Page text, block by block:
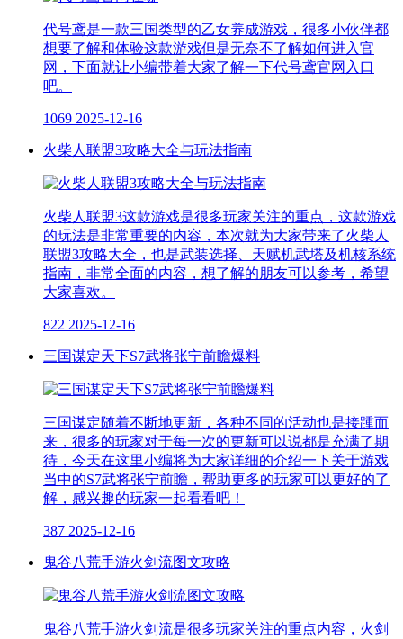
代号鸢是一款三国类型的乙女养成游戏，很多小伙伴都
想要了解和体验这款游戏但是无奈不了解如何进入官
网，下面就让小编带着大家了解一下代号鸢官网入口
吧。
1069 2025-12-16
火柴人联盟3攻略大全与玩法指南
火柴人联盟3这款游戏是很多玩家关注的重点，这款游戏
的玩法是非常重要的内容，本次就为大家带来了火柴人
联盟3攻略大全，也是武装选择、天赋机武塔及机核系统
指南，非常全面的内容，想了解的朋友可以参考，希望
大家喜欢。
822 2025-12-16
三国谋定天下S7武将张宁前瞻爆料
三国谋定随着不断地更新，各种不同的活动也是接踵而
来，很多的玩家对于每一次的更新可以说都是充满了期
待，今天在这里小编将为大家详细的介绍一下关于游戏
当中的S7武将张宁前瞻，帮助更多的玩家可以更好的了
解，感兴趣的玩家一起看看吧！
387 2025-12-16
鬼谷八荒手游火剑流图文攻略
鬼谷八荒手游火剑流是很多玩家关注的重点内容，火剑